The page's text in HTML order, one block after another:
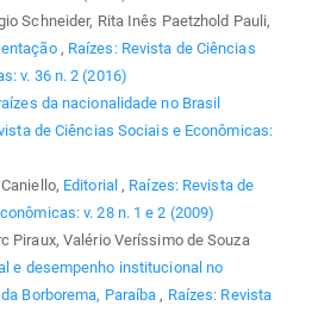
Schneider, Rita Inês Paetzhold Pauli,
, Raízes: Revista de Ciências
v. 36 n. 2 (2016)
da nacionalidade no Brasil
de Ciências Sociais e Econômicas:
Editorial, Raízes: Revista de
v. 28 n. 1 e 2 (2009)
Piraux, Valério Veríssimo de Souza
e desempenho institucional no
Borborema, Paraíba, Raízes: Revista